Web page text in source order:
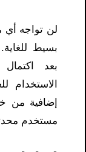
بعد
الاستخدام
إضافية من
مستخدم